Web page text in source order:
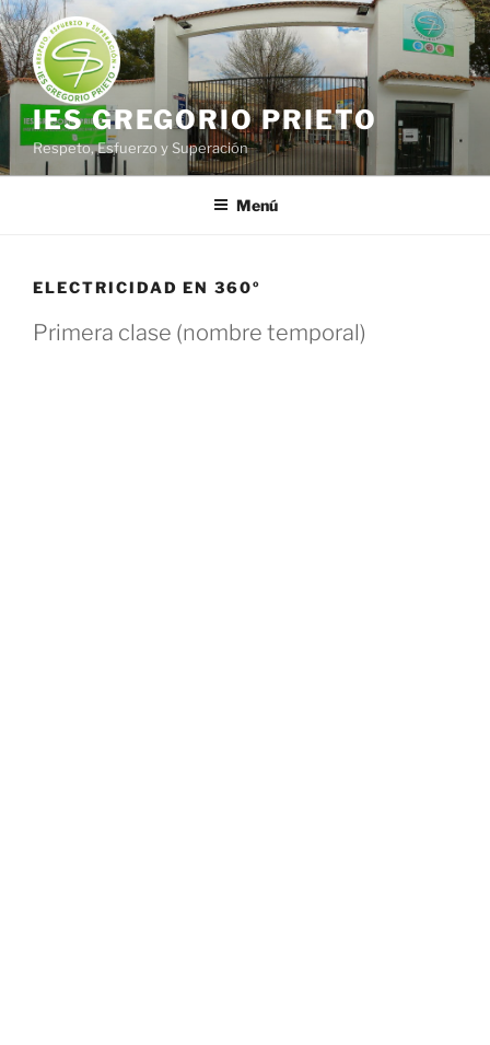
Saltar
al
contenido
IES GREGORIO PRIETO
Respeto, Esfuerzo y Superación
Menú
ELECTRICIDAD EN 360º
Primera clase (nombre temporal)